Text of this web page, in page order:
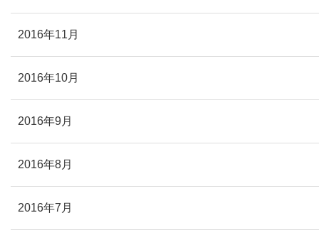
2016年11月
2016年10月
2016年9月
2016年8月
2016年7月